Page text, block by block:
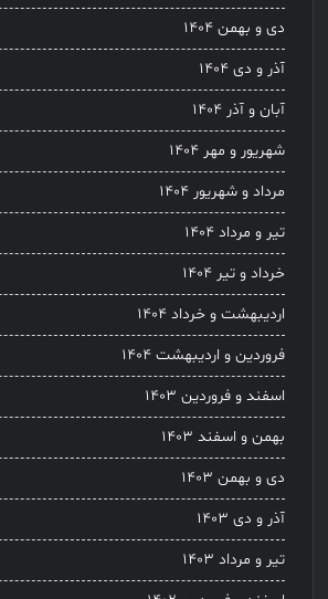
دی و بهمن ۱۴۰۴
آذر و دی ۱۴۰۴
آبان و آذر ۱۴۰۴
شهریور و مهر ۱۴۰۴
مرداد و شهریور ۱۴۰۴
تیر و مرداد ۱۴۰۴
خرداد و تیر ۱۴۰۴
اردیبهشت و خرداد ۱۴۰۴
فروردین و اردیبهشت ۱۴۰۴
اسفند و فروردین ۱۴۰۳
بهمن و اسفند ۱۴۰۳
دی و بهمن ۱۴۰۳
آذر و دی ۱۴۰۳
تیر و مرداد ۱۴۰۳